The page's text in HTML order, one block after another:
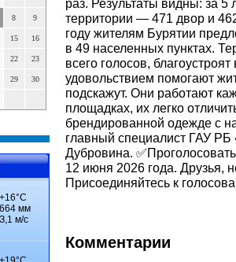
8 9
15 16
22 23
29 30
раз. Результаты видны: за 5
территории — 471 двор и
году жителям Бурятии
в 49 населенных пунктах.
всего голосов,
удовольствием помогают
подскажут. Они работают
площадках, их легко
брендированной одежде с
главный специалист ГАУ
Дубровина.
12 июня 2026 года. Друзья,
Присоединяйтесь к
Комментарии